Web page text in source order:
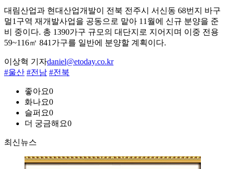
대림산업과 현대산업개발이 전북 전주시 서신동 68번지 바구
멀1구역 재개발사업을 공동으로 맡아 11월에 신규 분양을 준
비 중이다. 총 1390가구 규모의 대단지로 지어지며 이중 전용
59~116㎡ 841가구를 일반에 분양할 계획이다.
이상혁 기자daniel@etoday.co.kr
#울산 #전남 #전북
좋아요0
화나요0
슬퍼요0
더 궁금해요0
최신뉴스